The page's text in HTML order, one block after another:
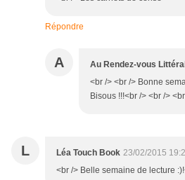
Répondre
A Au Rendez-vous
<br /> <br /> Bonne
Bisous !!!<br /> <br />
L Léa Touch Book 23/02/2015
<br /> Belle semaine de lecture